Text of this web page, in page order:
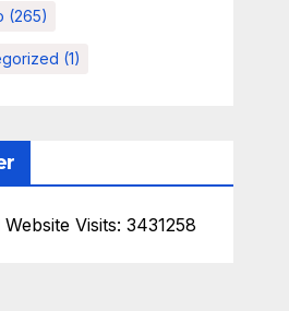
(265)
(1)
Visits: 3431258